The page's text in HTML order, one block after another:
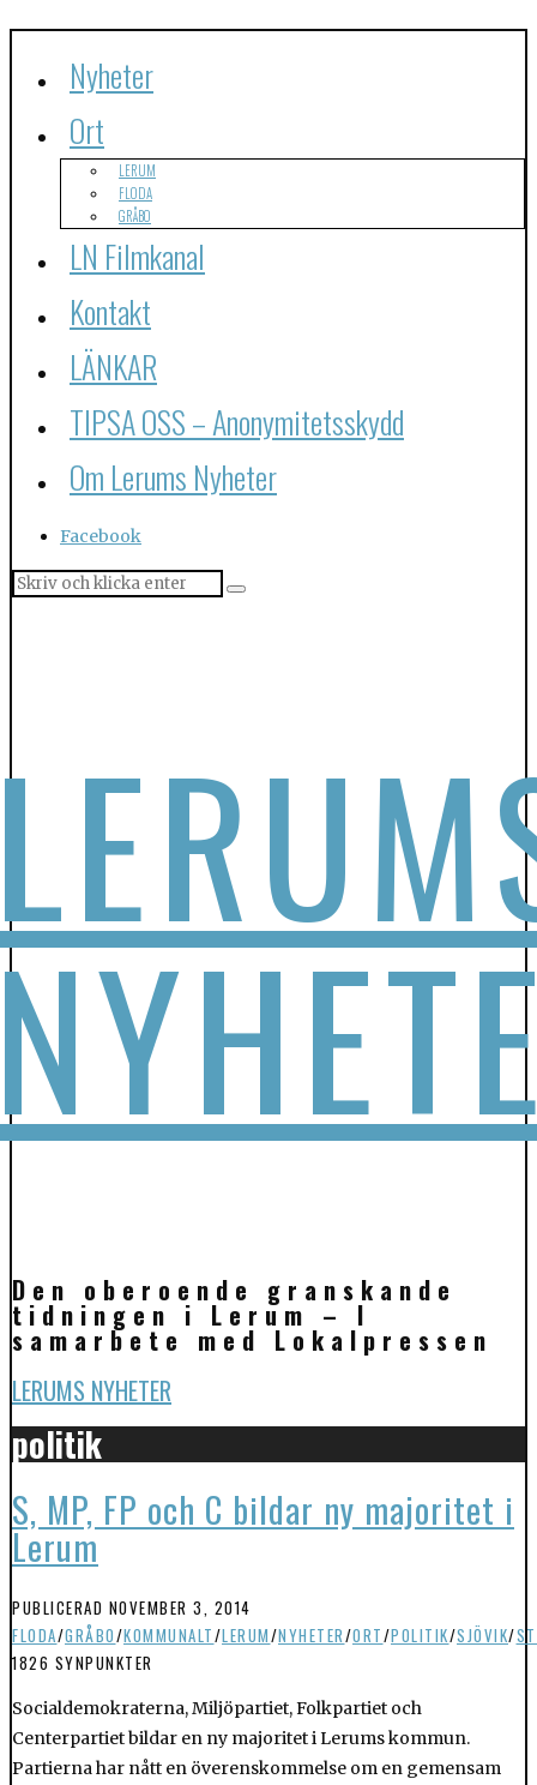
Nyheter
Ort
LERUM
FLODA
GRÅBO
LN Filmkanal
Kontakt
LÄNKAR
TIPSA OSS – Anonymitetsskydd
Om Lerums Nyheter
Facebook
Den oberoende granskande
tidningen i Lerum – I
samarbete med Lokalpressen
LERUMS NYHETER
politik
S, MP, FP och C bildar ny majoritet i
Lerum
PUBLICERAD NOVEMBER 3, 2014
FLODA/GRÅBO/KOMMUNALT/LERUM/NYHETER/ORT/POLITIK/SJÖVIK/
1826 SYNPUNKTER
Socialdemokraterna, Miljöpartiet, Folkpartiet och
Centerpartiet bildar en ny majoritet i Lerums kommun.
Partierna har nått en överenskommelse om en gemensam